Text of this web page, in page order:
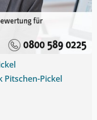
Pitschen-Pickel